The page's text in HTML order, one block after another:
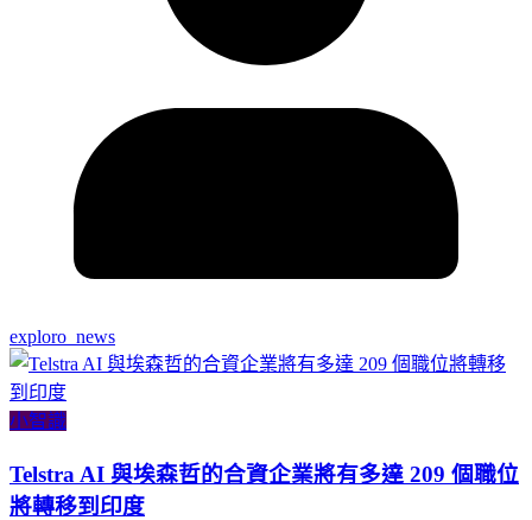
exploro_news
小智識
Telstra AI 與埃森哲的合資企業將有多達 209 個職位
將轉移到印度